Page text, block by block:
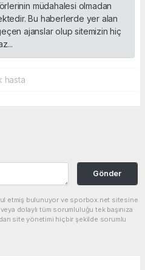
müdahalesi olmadan
Bu haberlerde yer alan
ajanslar olup sitemizin hiç
hasta
Gönder
etmiş bulunuyor ve sporbox.net sitesine
dolaylı tüm sorumluluğu tek başınıza
site yönetimi hiçbir şekilde sorumlu